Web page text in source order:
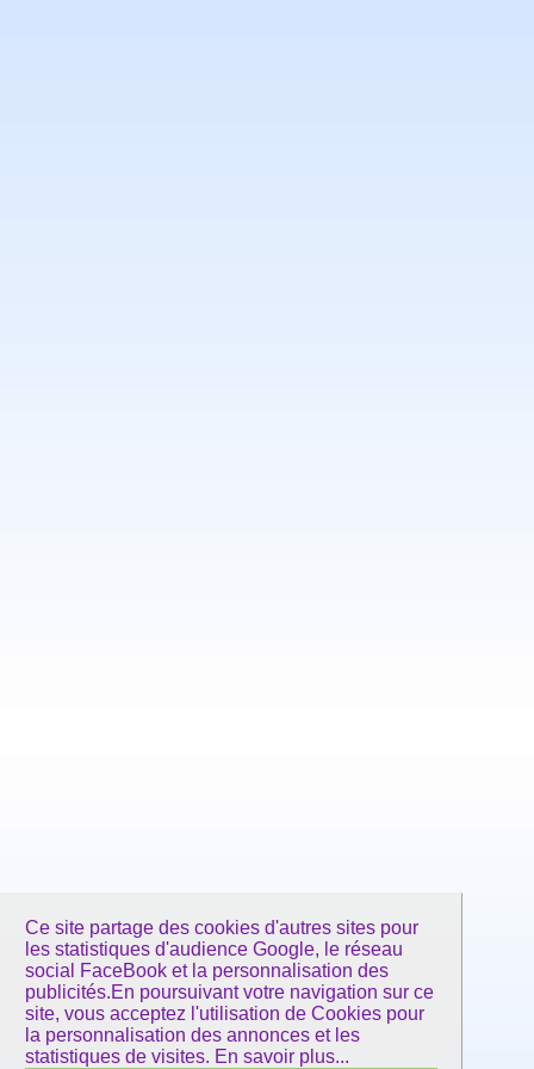
Ce site partage des cookies d'autres sites pour
les statistiques d'audience Google, le réseau
social FaceBook et la personnalisation des
publicités.En poursuivant votre navigation sur ce
site, vous acceptez l'utilisation de Cookies pour
la personnalisation des annonces et les
statistiques de visites. En savoir plus...